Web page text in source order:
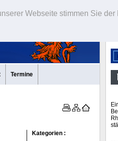
Webseite stimmen Sie der
Termine
Kategorien :